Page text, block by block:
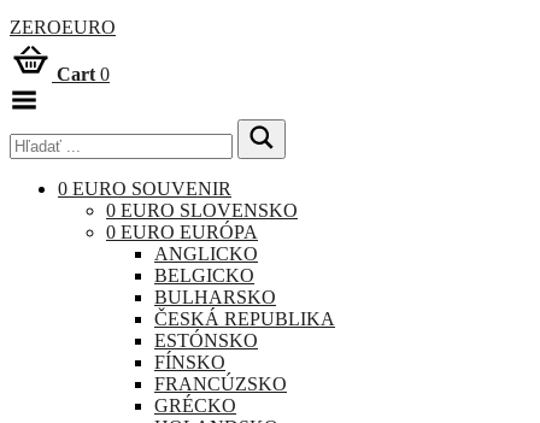
ZEROEURO
Cart 0
0 EURO SOUVENIR
0 EURO SLOVENSKO
0 EURO EURÓPA
ANGLICKO
BELGICKO
BULHARSKO
ČESKÁ REPUBLIKA
ESTÓNSKO
FÍNSKO
FRANCÚZSKO
GRÉCKO